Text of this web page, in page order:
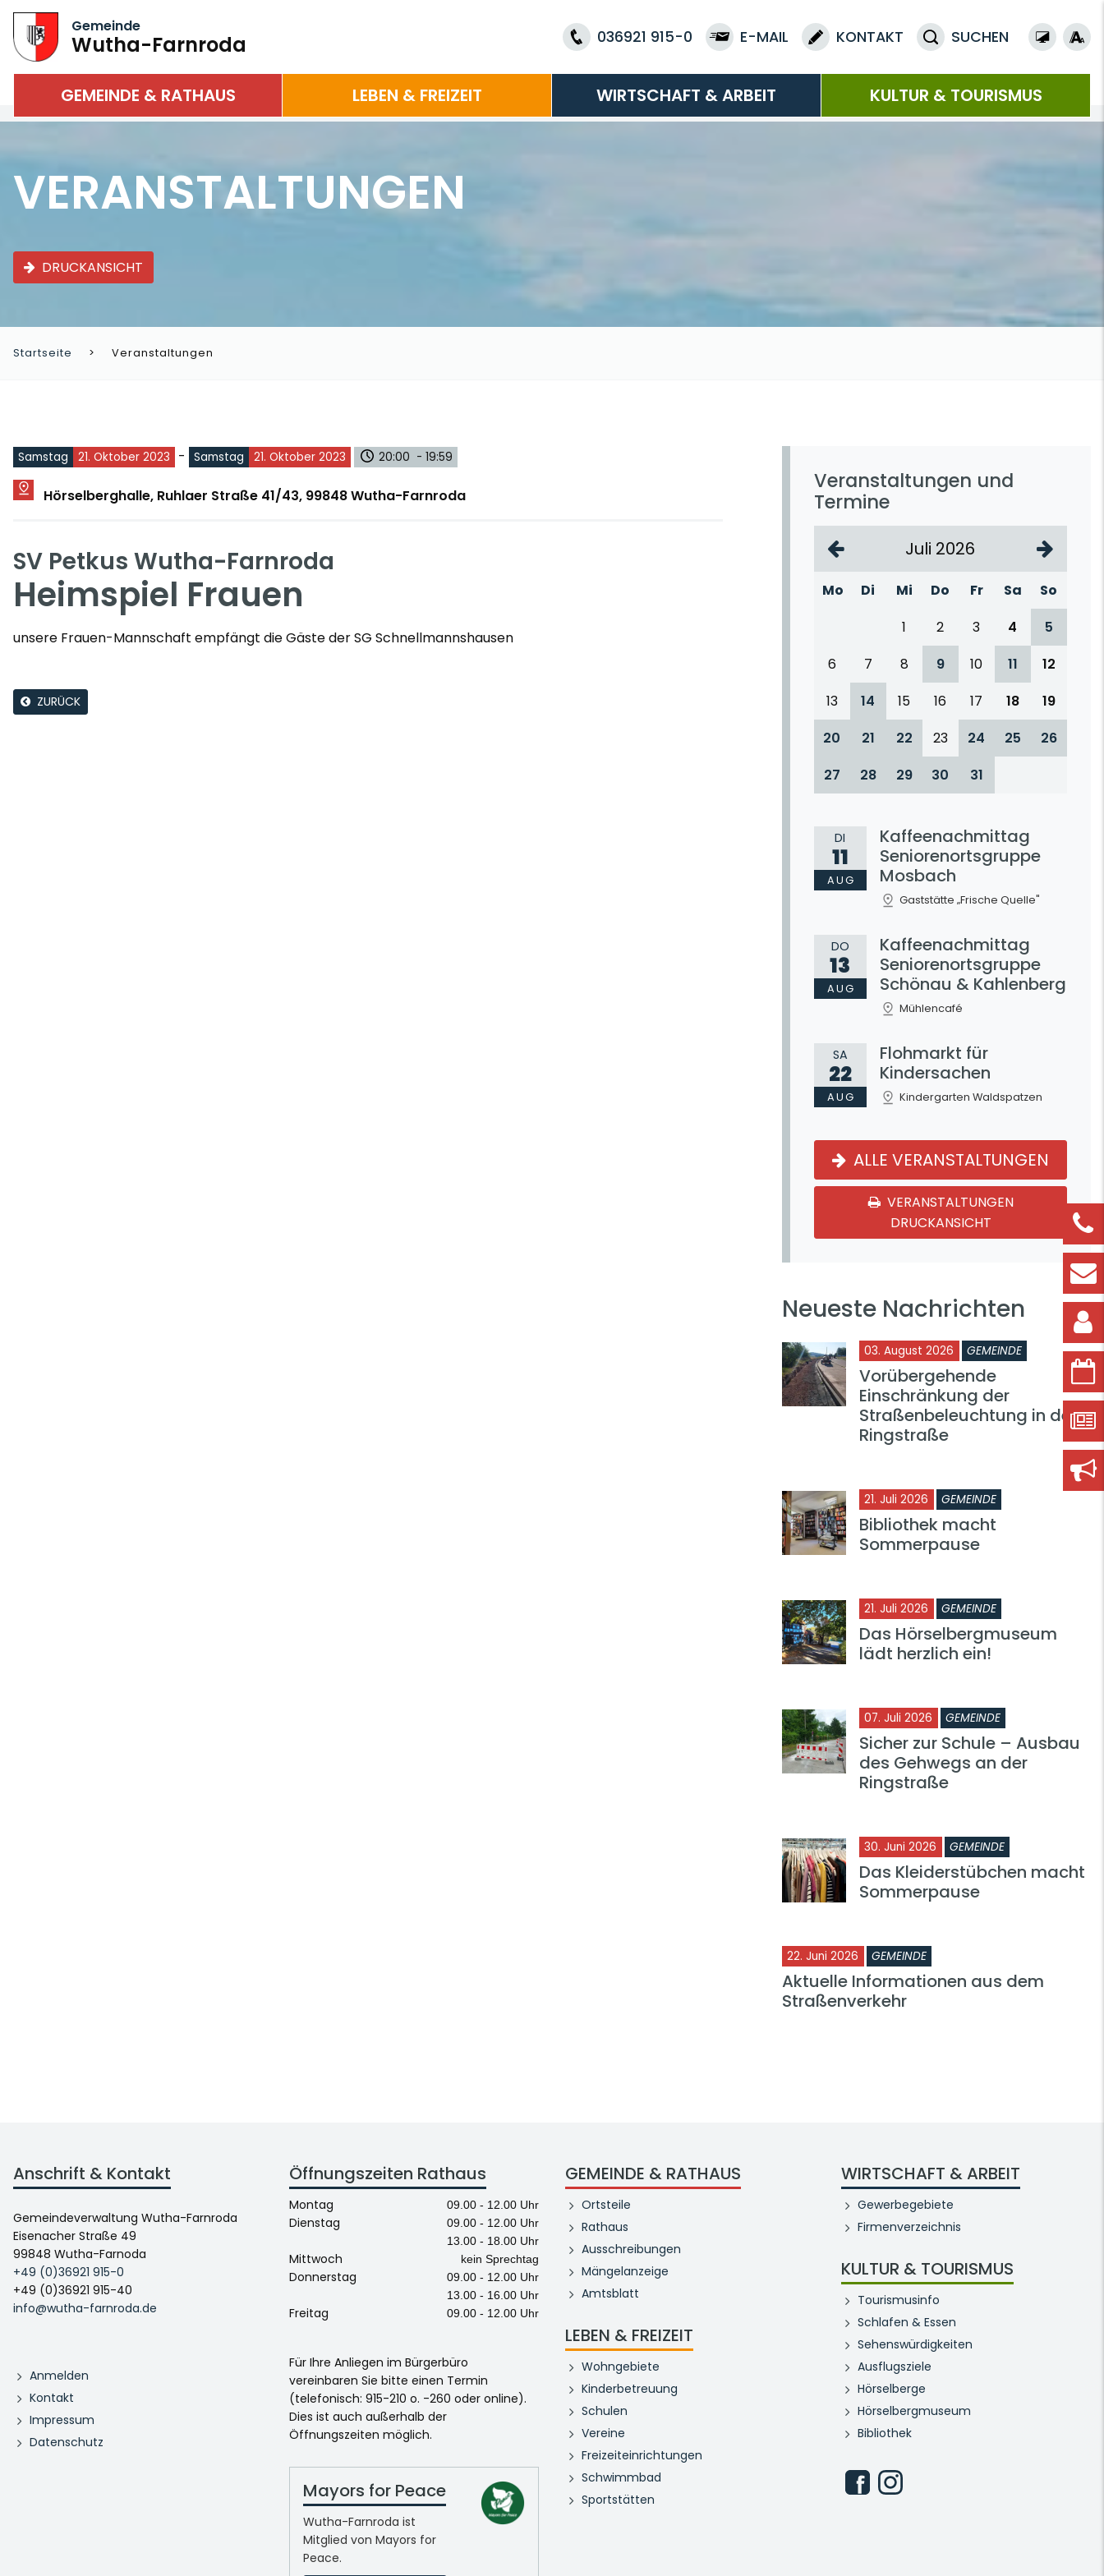
Gemeinde
Wutha-Farnroda 036921 915-0 E-MAIL KONTAKT SUCHEN
GEMEINDE & RATHAUS LEBEN & FREIZEIT WIRTSCHAFT & ARBEIT KULTUR & TOURISMUS
VERANSTALTUNGEN
DRUCKANSICHT
Startseite Veranstaltungen
Samstag 21. Oktober 2023 - Samstag 21. Oktober 2023 20:00 - 19:59
Hörselberghalle, Ruhlaer Straße 41/43, 99848 Wutha-Farnroda
SV Petkus Wutha-Farnroda
Heimspiel Frauen
unsere Frauen-Mannschaft empfängt die Gäste der SG Schnellmannshausen
ZURÜCK
Veranstaltungen und
Termine
Juli 2026
Mo Di Mi Do Fr Sa
So
1
2 3 4
5
6
7 8 9 10 11
12
13
14 15 16 17 18
19
20
21 22 23 24 25
26
27
28 29 30 31
DI
11
AUG
Kaffeenachmittag
Seniorenortsgruppe
Mosbach
Gaststätte „Frische Quelle"
DO
13
AUG
Kaffeenachmittag
Seniorenortsgruppe
Schönau & Kahlenberg
Mühlencafé
SA
22
AUG
Flohmarkt für
Kindersachen
Kindergarten Waldspatzen
ALLE VERANSTALTUNGEN
VERANSTALTUNGEN
DRUCKANSICHT
Neueste Nachrichten
03. August 2026 GEMEINDE
Vorübergehende
Einschränkung der
Straßenbeleuchtung in der
Ringstraße
21. Juli 2026 GEMEINDE
Bibliothek macht
Sommerpause
21. Juli 2026 GEMEINDE
Das Hörselbergmuseum
lädt herzlich ein!
07. Juli 2026 GEMEINDE
Sicher zur Schule – Ausbau
des Gehwegs an der
Ringstraße
30. Juni 2026 GEMEINDE
Das Kleiderstübchen macht
Sommerpause
22. Juni 2026 GEMEINDE
Aktuelle Informationen aus dem
Straßenverkehr
Anschrift & Kontakt
Gemeindeverwaltung Wutha-Farnroda
Eisenacher Straße 49
99848 Wutha-Farnoda
+49 (0)36921 915-0
+49 (0)36921 915-40
info@wutha-farnroda.de
Anmelden
Kontakt
Impressum
Datenschutz
Öffnungszeiten Rathaus
Montag 09.00 - 12.00 Uhr
Dienstag
09.00 - 12.00 Uhr
13.00 - 18.00 Uhr
Mittwoch kein Sprechtag
Donnerstag
09.00 - 12.00 Uhr
13.00 - 16.00 Uhr
Freitag 09.00 - 12.00 Uhr
Für Ihre Anliegen im Bürgerbüro
vereinbaren Sie bitte einen Termin
(telefonisch: 915-210 o. -260 oder online).
Dies ist auch außerhalb der
Öffnungszeiten möglich.
Mayors for Peace
Wutha-Farnroda ist
Mitglied von Mayors for
Peace.
GEMEINDE & RATHAUS
Ortsteile
Rathaus
Ausschreibungen
Mängelanzeige
Amtsblatt
LEBEN & FREIZEIT
Wohngebiete
Kinderbetreuung
Schulen
Vereine
Freizeiteinrichtungen
Schwimmbad
Sportstätten
WIRTSCHAFT & ARBEIT
Gewerbegebiete
Firmenverzeichnis
KULTUR & TOURISMUS
Tourismusinfo
Schlafen & Essen
Sehenswürdigkeiten
Ausflugsziele
Hörselberge
Hörselbergmuseum
Bibliothek